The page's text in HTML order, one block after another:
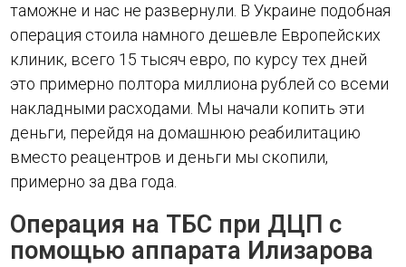
таможне и нас не развернули. В Украине подобная
операция стоила намного дешевле Европейских
клиник, всего 15 тысяч евро, по курсу тех дней
это примерно полтора миллиона рублей со всеми
накладными расходами. Мы начали копить эти
деньги, перейдя на домашнюю реабилитацию
вместо реацентров и деньги мы скопили,
примерно за два года.
Операция на ТБС при ДЦП с
помощью аппарата Илизарова